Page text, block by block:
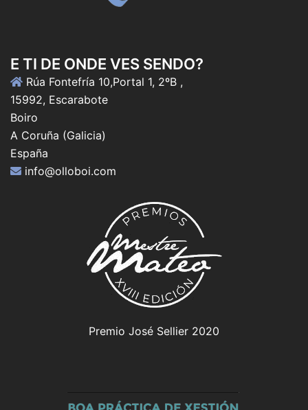
E TI DE ONDE VES SENDO?
Rúa Fontefría 10,Portal 1, 2ºB ,
15992, Escarabote
Boiro
A Coruña (Galicia)
España
info@olloboi.com
Premio José Sellier 2020